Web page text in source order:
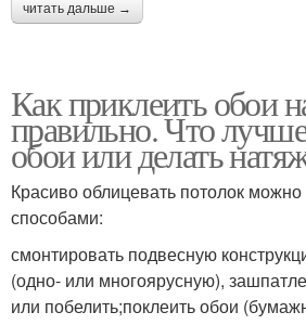
читать дальше →
Как приклеить обои
правильно. Что
обои или делать
Красиво облицевать потолок
способами:
смонтировать подвесную
(одно- или многоярусную),
или побелить;поклеить обои